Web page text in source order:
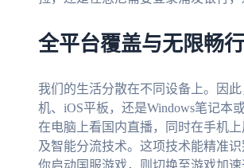
全平台覆盖与无限畅
我们的生活分散在不同设备上。因
机、iOS平板，还是Windows笔记本
在电脑上看国内直播，同时在手机
及智能分流技术。这项技术能精准
你启动国服游戏，则切换至游戏加